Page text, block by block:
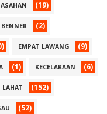
ASAHAN (19)
BENNER (2)
EMPAT LAWANG (9)
(1) KECELAKAAN (6)
LAHAT (152)
(52)